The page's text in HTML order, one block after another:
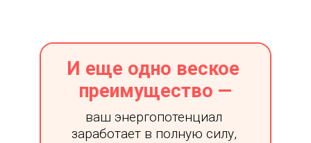
И еще одно веское
преимущество —
ваш энергопотенциал
заработает в полную силу,